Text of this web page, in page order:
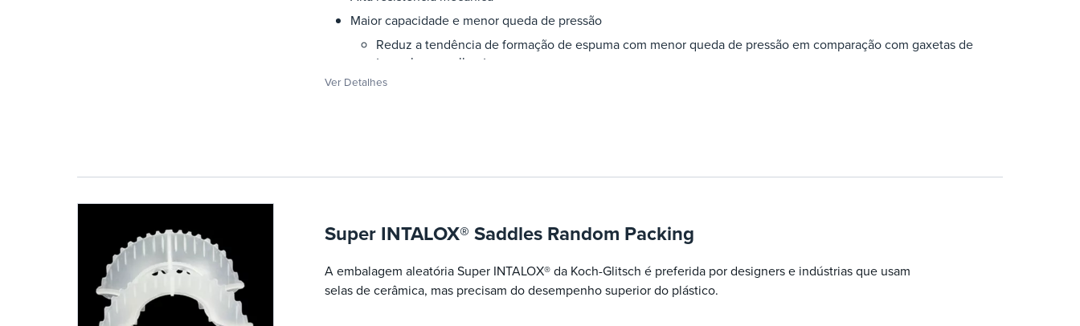
Maior capacidade e menor queda de pressão
Reduz a tendência de formação de espuma com menor queda de pressão em comparação com gaxetas de
tamanho semelhante
Aumenta o rendimento sem perda de eficiência em comparação com gaxetas de tamanho semelhante
Maior eficiência Proporciona mais eficiência sem perda de capacidade ao renovar com a próxima gaxeta de
semelhante
Reduz a altura do vaso em comparação com projetos com gaxetas
de tamanho semelhanteReduz a carga de decapagem em comparação com projetos com gaxetas de
tamanho semelhante
Ver Detalhes
Super INTALOX® Saddles Random Packing
A embalagem aleatória Super INTALOX® da Koch-Glitsch é preferida por designers e indústrias que usam
selas de cerâmica, mas precisam do desempenho superior do plástico.